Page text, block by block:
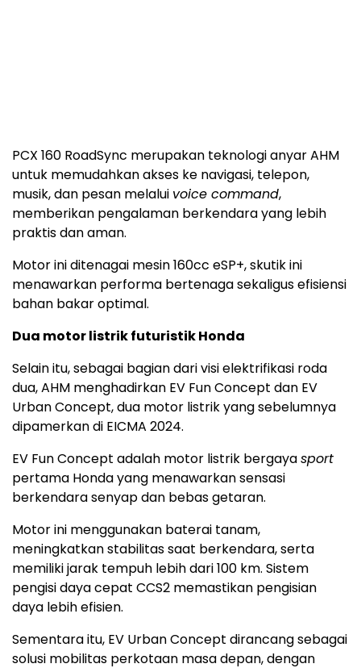
PCX 160 RoadSync merupakan teknologi anyar AHM
untuk memudahkan akses ke navigasi, telepon,
musik, dan pesan melalui voice command,
memberikan pengalaman berkendara yang lebih
praktis dan aman.
Motor ini ditenagai mesin 160cc eSP+, skutik ini
menawarkan performa bertenaga sekaligus efisiensi
bahan bakar optimal.
Dua motor listrik futuristik Honda
Selain itu, sebagai bagian dari visi elektrifikasi roda
dua, AHM menghadirkan EV Fun Concept dan EV
Urban Concept, dua motor listrik yang sebelumnya
dipamerkan di EICMA 2024.
EV Fun Concept adalah motor listrik bergayasport
pertama Honda yang menawarkan sensasi
berkendara senyap dan bebas getaran.
Motor ini menggunakan baterai tanam,
meningkatkan stabilitas saat berkendara, serta
memiliki jarak tempuh lebih dari 100 km. Sistem
pengisi daya cepat CCS2 memastikan pengisian
daya lebih efisien.
Sementara itu, EV Urban Concept dirancang sebagai
solusi mobilitas perkotaan masa depan, dengan